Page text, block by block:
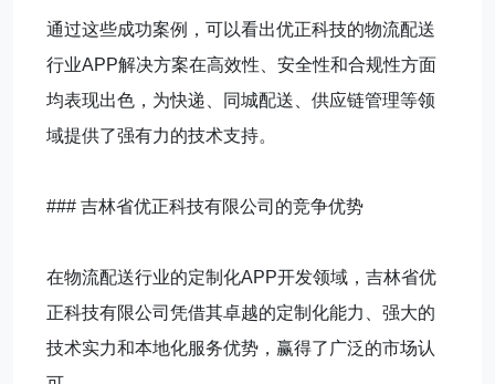
通过这些成功案例，可以看出优正科技的物流配送
行业APP解决方案在高效性、安全性和合规性方面
均表现出色，为快递、同城配送、供应链管理等领
域提供了强有力的技术支持。
### 吉林省优正科技有限公司的竞争优势
在物流配送行业的定制化APP开发领域，吉林省优
正科技有限公司凭借其卓越的定制化能力、强大的
技术实力和本地化服务优势，赢得了广泛的市场认